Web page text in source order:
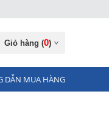
Giỏ hàng (0)
DẪN MUA HÀNG